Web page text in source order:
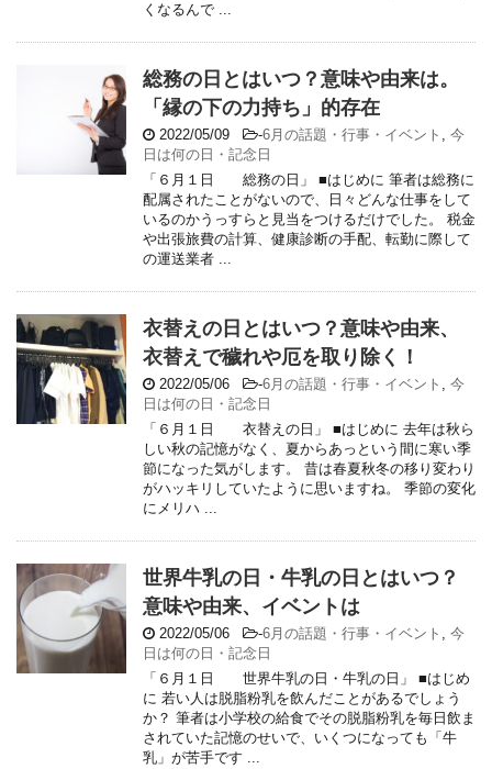
くなるんで ...
総務の日とはいつ？意味や由来は。
「縁の下の力持ち」的存在
2022/05/09 -6月の話題・行事・イベント , 今
日は何の日・記念日
「６月１日 総務の日」 ■はじめに 筆者は総務に
配属されたことがないので、日々どんな仕事をして
いるのかうっすらと見当をつけるだけでした。 税金
や出張旅費の計算、健康診断の手配、転勤に際して
の運送業者 ...
衣替えの日とはいつ？意味や由来、
衣替えで穢れや厄を取り除く！
2022/05/06 -6月の話題・行事・イベント , 今
日は何の日・記念日
「６月１日 衣替えの日」 ■はじめに 去年は秋ら
しい秋の記憶がなく、夏からあっという間に寒い季
節になった気がします。 昔は春夏秋冬の移り変わり
がハッキリしていたように思いますね。 季節の変化
にメリハ ...
世界牛乳の日・牛乳の日とはいつ？
意味や由来、イベントは
2022/05/06 -6月の話題・行事・イベント , 今
日は何の日・記念日
「６月１日 世界牛乳の日・牛乳の日」 ■はじめ
に 若い人は脱脂粉乳を飲んだことがあるでしょう
か？ 筆者は小学校の給食でその脱脂粉乳を毎日飲ま
されていた記憶のせいで、いくつになっても「牛
乳」が苦手です ...